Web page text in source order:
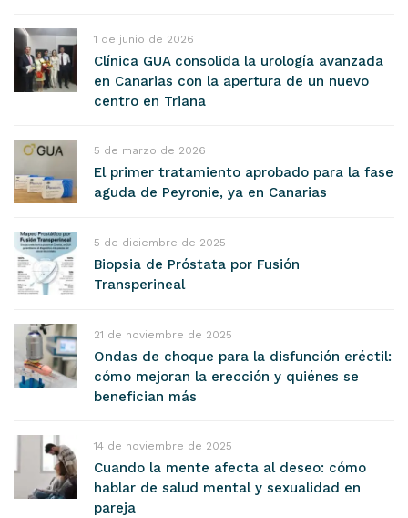
1 de junio de 2026
Clínica GUA consolida la urología avanzada
en Canarias con la apertura de un nuevo
centro en Triana
5 de marzo de 2026
El primer tratamiento aprobado para la fase
aguda de Peyronie, ya en Canarias
5 de diciembre de 2025
Biopsia de Próstata por Fusión
Transperineal
21 de noviembre de 2025
Ondas de choque para la disfunción eréctil:
cómo mejoran la erección y quiénes se
benefician más
14 de noviembre de 2025
Cuando la mente afecta al deseo: cómo
hablar de salud mental y sexualidad en
pareja